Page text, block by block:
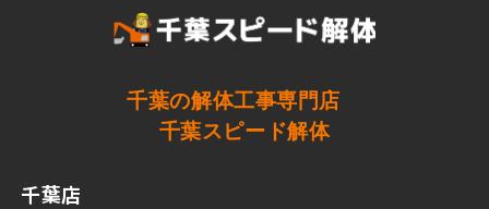
千葉の解体工事専門店
千葉スピード解体
千葉店